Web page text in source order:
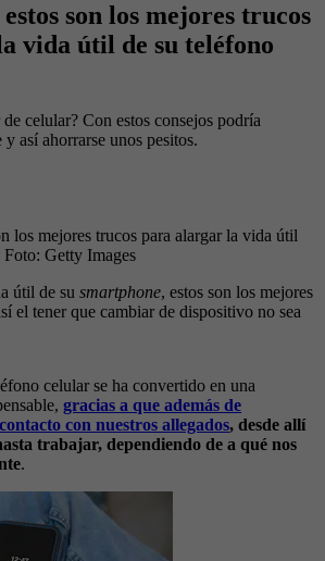
son los mejores trucos
vida útil de su teléfono
celular? Con estos consejos podría
así ahorrarse unos pesitos.
los mejores trucos para alargar la vida útil
Foto: Getty Images
útil de su smartphone, estos son los mejores
el tener que cambiar de dispositivo no sea
celular se ha convertido en una
gracias a que además de
con nuestros allegados, desde allí
trabajar, dependiendo de a qué nos
.